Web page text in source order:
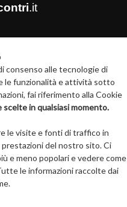
.it
consenso alle tecnologie di
le funzionalità e attività sotto
fai riferimento alla Cookie
in qualsiasi momento.
le visite e fonti di traffico in
del nostro sito. Ci
e meno popolari e vedere come
le informazioni raccolte dai